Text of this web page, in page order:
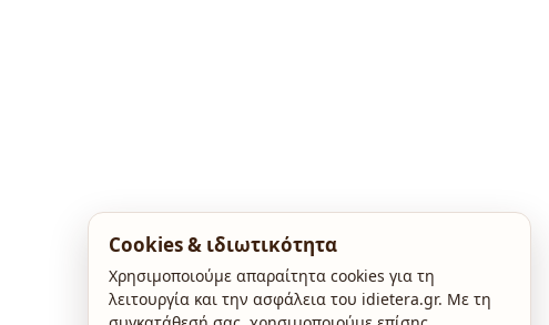
Cookies & ιδιωτικότητα
Χρησιμοποιούμε απαραίτητα cookies για τη
λειτουργία και την ασφάλεια του idietera.gr. Με τη